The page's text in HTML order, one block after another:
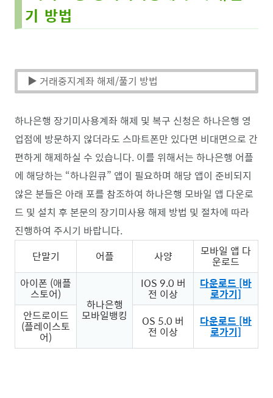
기 방법
▶ 거래중지계좌 해제/풀기 방법
하나은행 장기미사용계좌 해제 및 복구 신청은 하나은행 영
업점에 방문하지 않더라도 스마트폰만 있다면 비대면으로 간
편하게 해제하실 수 있습니다. 이를 위해서는 하나은행 어플
에 해당하는 “하나원큐” 앱이 필요하며 해당 앱이 준비되지
않은 분들은 아래 포를 참조하여 하나은행 모바일 앱 다운로
드 및 설치 후 본문의 장기미사용 해제 방법 및 절차에 따라
진행하여 주시기 바랍니다.
단말기
어플 사양 모바일 앱 다
운로드
아이폰 (애플
스토어)
하나은행
모바일뱅킹
IOS 9.0 버
전 이상
다운로드 [바
로가기]
안드로이드
(플레이스토
어)
OS 5.0 버
전 이상
다운로드 [바
로가기]